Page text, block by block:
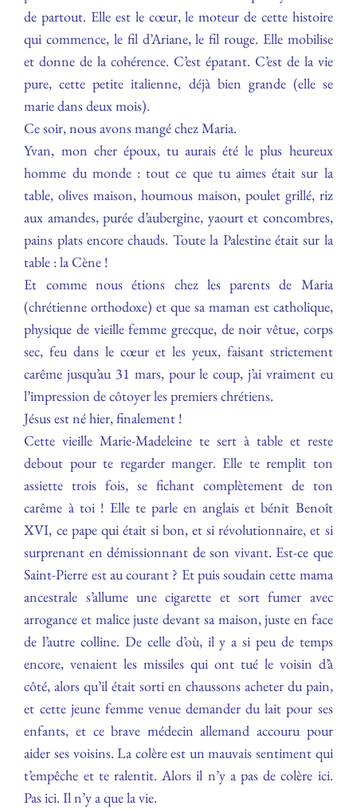
de partout. Elle est le cœur, le moteur de cette histoire
qui commence, le fil d’Ariane, le fil rouge. Elle mobilise
et donne de la cohérence. C’est épatant. C’est de la vie
pure, cette petite italienne, déjà bien grande (elle se
marie dans deux mois).
Ce soir, nous avons mangé chez Maria.
Yvan, mon cher époux, tu aurais été le plus heureux
homme du monde : tout ce que tu aimes était sur la
table, olives maison, houmous maison, poulet grillé, riz
aux amandes, purée d’aubergine, yaourt et concombres,
pains plats encore chauds. Toute la Palestine était sur la
table : la Cène !
Et comme nous étions chez les parents de Maria
(chrétienne orthodoxe) et que sa maman est catholique,
physique de vieille femme grecque, de noir vêtue, corps
sec, feu dans le cœur et les yeux, faisant strictement
carême jusqu’au 31 mars, pour le coup, j’ai vraiment eu
l’impression de côtoyer les premiers chrétiens.
Jésus est né hier, finalement !
Cette vieille Marie-Madeleine te sert à table et reste
debout pour te regarder manger. Elle te remplit ton
assiette trois fois, se fichant complètement de ton
carême à toi ! Elle te parle en anglais et bénit Benoît
XVI, ce pape qui était si bon, et si révolutionnaire, et si
surprenant en démissionnant de son vivant. Est-ce que
Saint-Pierre est au courant ? Et puis soudain cette mama
ancestrale s’allume une cigarette et sort fumer avec
arrogance et malice juste devant sa maison, juste en face
de l’autre colline. De celle d’où, il y a si peu de temps
encore, venaient les missiles qui ont tué le voisin d’à
côté, alors qu’il était sorti en chaussons acheter du pain,
et cette jeune femme venue demander du lait pour ses
enfants, et ce brave médecin allemand accouru pour
aider ses voisins. La colère est un mauvais sentiment qui
t’empêche et te ralentit. Alors il n’y a pas de colère ici.
Pas ici. Il n’y a que la vie.